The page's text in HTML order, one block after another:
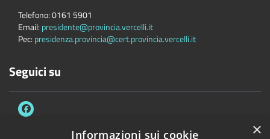
Telefono:0161 5901
Email: presidente@provincia.vercelli.it
Pec: presidenza.provincia@cert.provincia.vercelli.it
Seguici su
×
Informazioni sui cookie